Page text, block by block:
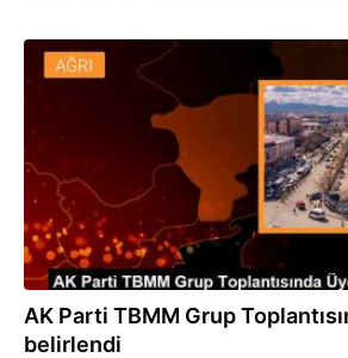
14.06.2023
AK Parti TBMM Grup
belirlendi